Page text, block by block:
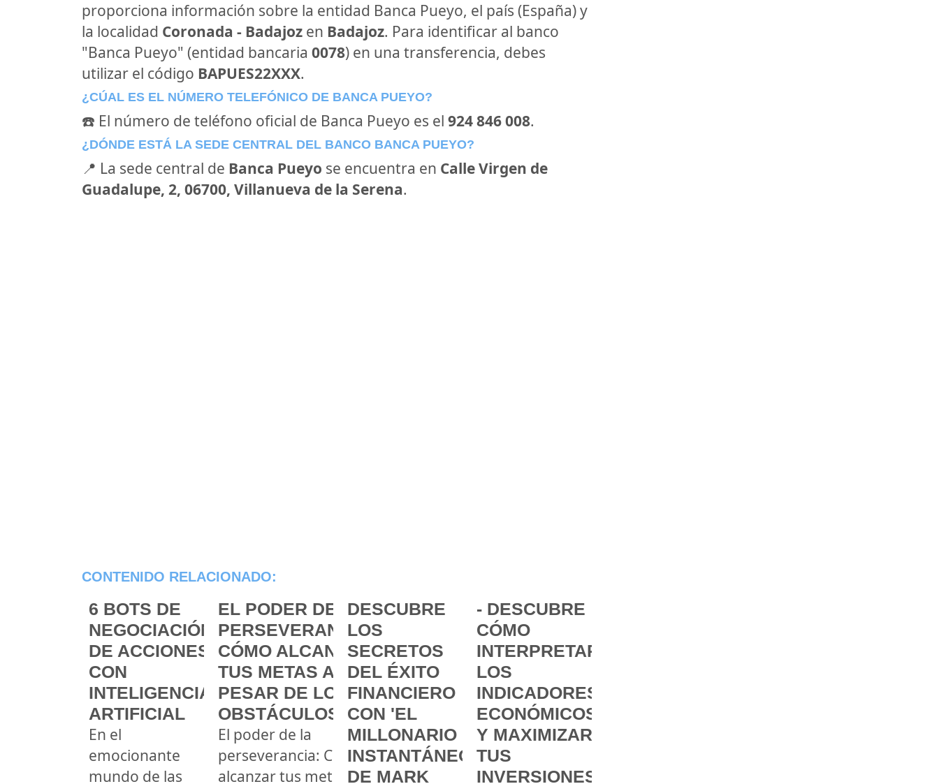
proporciona información sobre la entidad Banca Pueyo, el país (España) y
la localidad Coronada - Badajoz en Badajoz. Para identificar al banco
"Banca Pueyo" (entidad bancaria 0078) en una transferencia, debes
utilizar el código BAPUES22XXX.
¿CÚAL ES EL NÚMERO TELEFÓNICO DE BANCA PUEYO?
☎️ El número de teléfono oficial de Banca Pueyo es el 924 846 008.
¿DÓNDE ESTÁ LA SEDE CENTRAL DEL BANCO BANCA PUEYO?
📍 La sede central de Banca Pueyo se encuentra en Calle Virgen de
Guadalupe, 2, 06700, Villanueva de la Serena.
CONTENIDO RELACIONADO:
6 BOTS DE
NEGOCIACIÓN
DE ACCIONES
CON
INTELIGENCIA
ARTIFICIAL
En el
emocionante
mundo de las
EL PODER DE LA
PERSEVERANCIA:
CÓMO ALCANZAR
TUS METAS A
PESAR DE LOS
OBSTÁCULOS
El poder de la
perseverancia: Cómo
alcanzar tus metas
DESCUBRE
LOS
SECRETOS
DEL ÉXITO
FINANCIERO
CON 'EL
MILLONARIO
INSTANTÁNEO'
DE MARK
- DESCUBRE
CÓMO
INTERPRETAR
LOS
INDICADORES
ECONÓMICOS
Y MAXIMIZAR
TUS
INVERSIONES